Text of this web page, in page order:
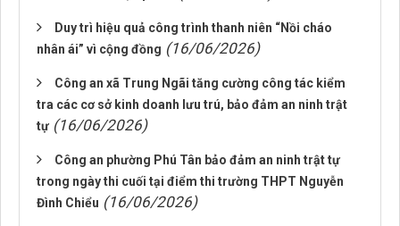
Duy trì hiệu quả công trình thanh niên “Nồi cháo
nhân ái” vì cộng đồng (16/06/2026)
Công an xã Trung Ngãi tăng cường công tác kiểm
tra các cơ sở kinh doanh lưu trú, bảo đảm an ninh trật
tự (16/06/2026)
Công an phường Phú Tân bảo đảm an ninh trật tự
trong ngày thi cuối tại điểm thi trường THPT Nguyễn
Đình Chiểu (16/06/2026)